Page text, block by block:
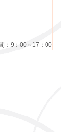
：9：00～17：00